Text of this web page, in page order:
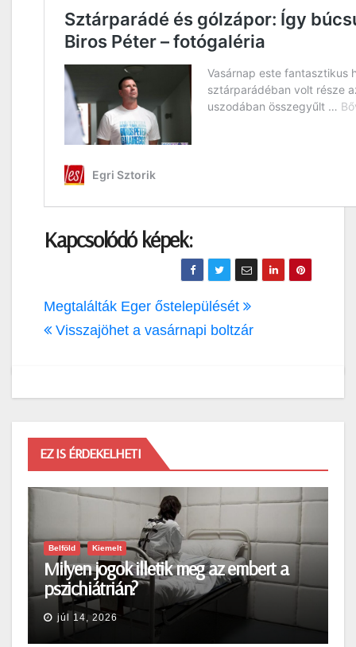
Kapcsolódó képek:
Bejegyzés
navigáció
Megtalálták Eger őstelepülését
Visszajöhet a vasárnapi boltzár
EZ IS ÉRDEKELHETI
Belföld Kiemelt
Milyen jogok illetik meg az embert a
pszichiátrián?
júl 14, 2026